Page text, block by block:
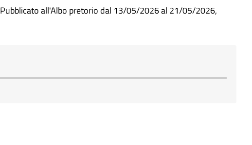
Pubblicato all'Albo pretorio dal 13/05/2026 al 21/05/2026,